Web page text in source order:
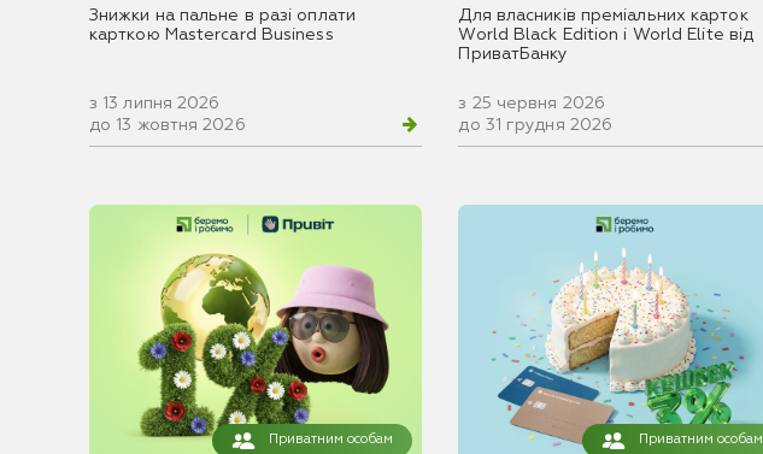
Знижки на пальне в разі оплати
карткою Mastercard Business
з 13 липня 2026
до 13 жовтня 2026
Для власників преміальних карток
World Black Edition і World Elite від
ПриватБанку
з 25 червня 2026
до 31 грудня 2026
Приватним особам Приватним особам